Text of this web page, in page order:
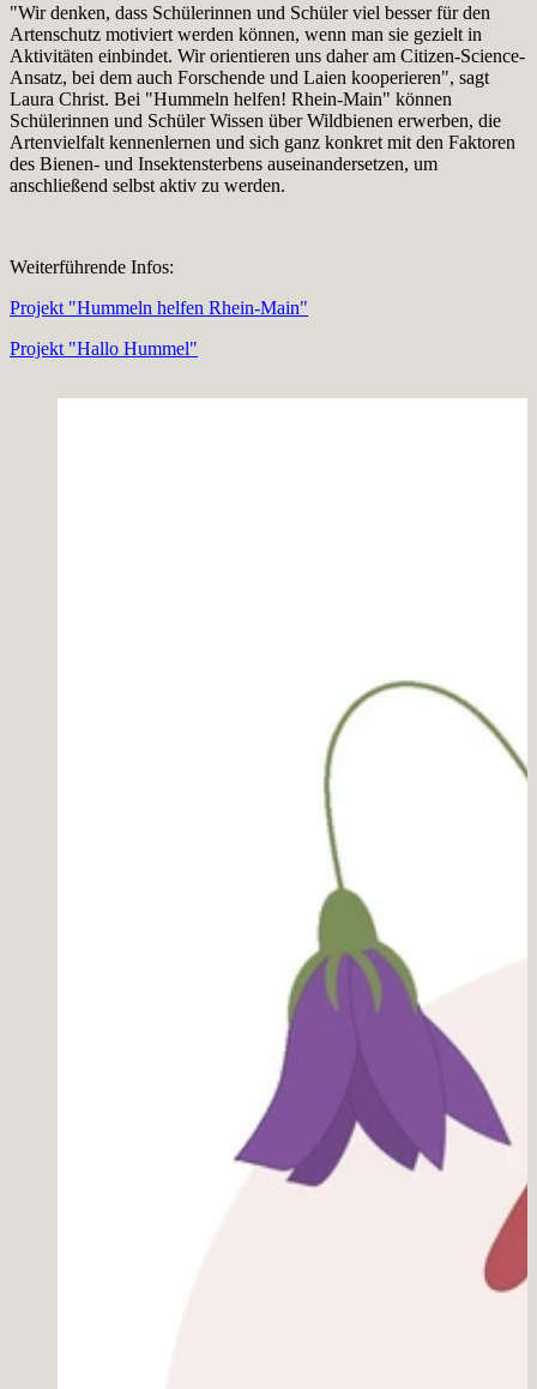
"Wir denken, dass Schülerinnen und Schüler viel besser für den
Artenschutz motiviert werden können, wenn man sie gezielt in
Aktivitäten einbindet. Wir orientieren uns daher am Citizen-Science-
Ansatz, bei dem auch Forschende und Laien kooperieren", sagt
Laura Christ. Bei "Hummeln helfen! Rhein-Main" können
Schülerinnen und Schüler Wissen über Wildbienen erwerben, die
Artenvielfalt kennenlernen und sich ganz konkret mit den Faktoren
des Bienen- und Insektensterbens auseinandersetzen, um
anschließend selbst aktiv zu werden.
Weiterführende Infos:
Projekt "Hummeln helfen Rhein-Main"
Projekt "Hallo Hummel"